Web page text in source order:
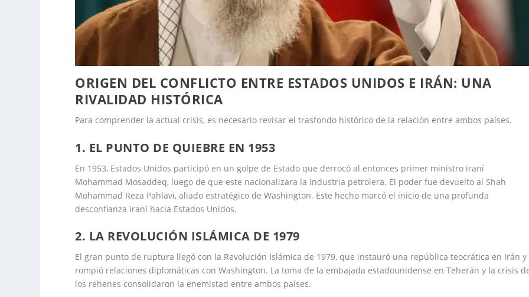
ORIGEN DEL CONFLICTO ENTRE ESTADOS UNIDOS E IRÁN: UNA
RIVALIDAD HISTÓRICA
Para comprender la actual crisis, es necesario revisar el trasfondo histórico de la relación entre ambos países.
1. EL PUNTO DE QUIEBRE EN 1953
En 1953, Estados Unidos participó en un golpe de Estado que derrocó al entonces primer ministro iraní
Mohammad Mosaddeq, luego de que este nacionalizara la industria petrolera. El poder fue devuelto al Shah
Mohammad Reza Pahlavi, aliado estratégico de Washington. Este hecho marcó el inicio de una profunda
desconfianza iraní hacia Estados Unidos.
2. LA REVOLUCIÓN ISLÁMICA DE 1979
El gran punto de ruptura llegó con la Revolución Islámica de 1979, que instauró una república teocrática en Irán y
rompió relaciones diplomáticas con Washington. La toma de la embajada estadounidense en Teherán y la crisis
los rehenes consolidaron la enemistad entre ambos países.